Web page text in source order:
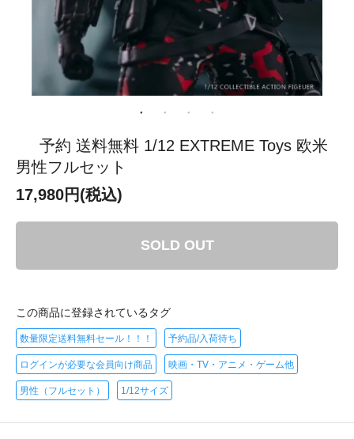
予約 送料無料 1/12 EXTREME Toys 欧米
男性フルセット
17,980円(税込)
SOLD OUT
この商品に登録されているタグ
数量限定送料無料セール！！！ 予約品/入荷待ち
ログインが必要な会員向け商品 映画・TV・アニメ・ゲーム他
男性（フルセット） 1/12サイズ